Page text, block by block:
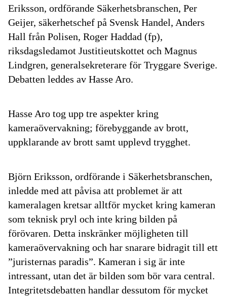
Eriksson, ordförande Säkerhetsbranschen, Per
Geijer, säkerhetschef på Svensk Handel, Anders
Hall från Polisen, Roger Haddad (fp),
riksdagsledamot Justitieutskottet och Magnus
Lindgren, generalsekreterare för Tryggare Sverige.
Debatten leddes av Hasse Aro.
Hasse Aro tog upp tre aspekter kring
kameraövervakning; förebyggande av brott,
uppklarande av brott samt upplevd trygghet.
Björn Eriksson, ordförande i Säkerhetsbranschen,
inledde med att påvisa att problemet är att
kameralagen kretsar alltför mycket kring kameran
som teknisk pryl och inte kring bilden på
förövaren. Detta inskränker möjligheten till
kameraövervakning och har snarare bidragit till ett
”juristernas paradis”. Kameran i sig är inte
intressant, utan det är bilden som bör vara central.
Integritetsdebatten handlar dessutom för mycket